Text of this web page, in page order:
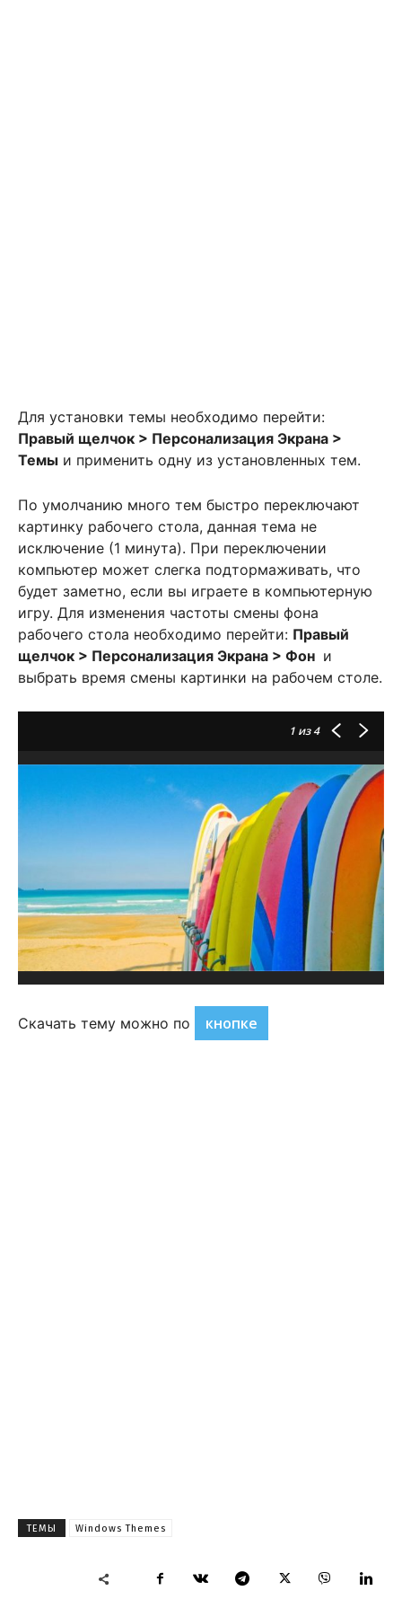
Для установки темы необходимо перейти:
Правый щелчок > Персонализация Экрана >
Темы и применить одну из установленных тем.
По умолчанию много тем быстро переключают
картинку рабочего стола, данная тема не
исключение (1 минута). При переключении
компьютер может слегка подтормаживать, что
будет заметно, если вы играете в компьютерную
игру. Для изменения частоты смены фона
рабочего стола необходимо перейти: Правый
щелчок > Персонализация Экрана > Фон и
выбрать время смены картинки на рабочем столе.
1 из 4
Скачать тему можно по кнопке
ТЕМЫ Windows Themes